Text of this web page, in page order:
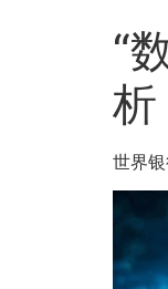
“
析
世界